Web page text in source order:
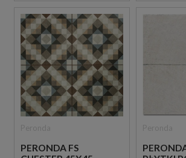
PERONDA FS